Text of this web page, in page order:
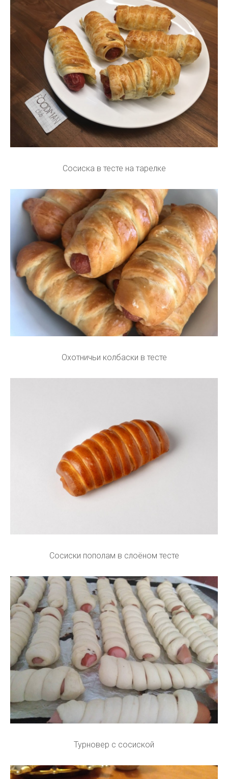
Сосиска в тесте на тарелке
Охотничьи колбаски в тесте
Сосиски пополам в слоёном тесте
Турновер с сосиской